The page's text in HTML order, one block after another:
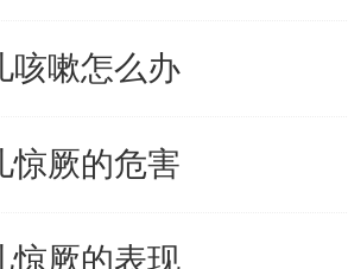
咳嗽怎么办
惊厥的危害
惊厥的表现